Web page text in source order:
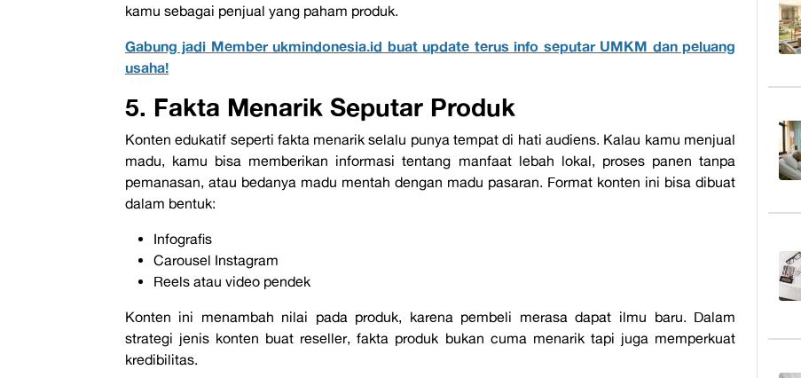
kamu sebagai penjual yang paham produk.
Gabung jadi Member ukmindonesia.id buat update terus info seputar UMKM dan peluang
usaha!
5. Fakta Menarik Seputar Produk
Konten edukatif seperti fakta menarik selalu punya tempat di hati audiens. Kalau kamu menjual
madu, kamu bisa memberikan informasi tentang manfaat lebah lokal, proses panen tanpa
pemanasan, atau bedanya madu mentah dengan madu pasaran. Format konten ini bisa dibuat
dalam bentuk:
Infografis
Carousel Instagram
Reelsatau video pendek
Konten ini menambah nilai pada produk, karena pembeli merasa dapat ilmu baru. Dalam
strategi jenis konten buat reseller, fakta produk bukan cuma menarik tapi juga memperkuat
kredibilitas.